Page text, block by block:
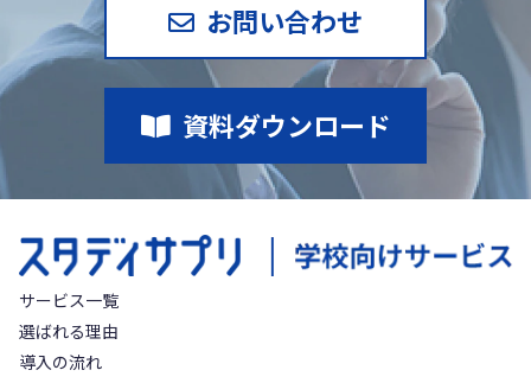
お問い合わせ
資料ダウンロード
サービス一覧
選ばれる理由
導入の流れ